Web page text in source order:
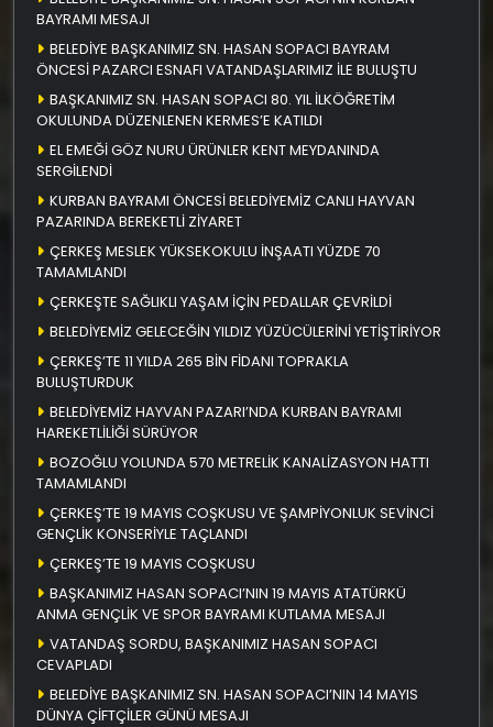
BAYRAMI MESAJI
BELEDİYE BAŞKANIMIZ SN. HASAN SOPACI BAYRAM
ÖNCESİ PAZARCI ESNAFI VATANDAŞLARIMIZ İLE BULUŞTU
BAŞKANIMIZ SN. HASAN SOPACI 80. YIL İLKÖĞRETİM
OKULUNDA DÜZENLENEN KERMES’E KATILDI
EL EMEĞİ GÖZ NURU ÜRÜNLER KENT MEYDANINDA
SERGİLENDİ
KURBAN BAYRAMI ÖNCESİ BELEDİYEMİZ CANLI HAYVAN
PAZARINDA BEREKETLİ ZİYARET
ÇERKEŞ MESLEK YÜKSEKOKULU İNŞAATI YÜZDE 70
TAMAMLANDI
ÇERKEŞTE SAĞLIKLI YAŞAM İÇİN PEDALLAR ÇEVRİLDİ
BELEDİYEMİZ GELECEĞİN YILDIZ YÜZÜCÜLERİNİ YETİŞTİRİYOR
ÇERKEŞ’TE 11 YILDA 265 BİN FİDANI TOPRAKLA
BULUŞTURDUK
BELEDİYEMİZ HAYVAN PAZARI’NDA KURBAN BAYRAMI
HAREKETLİLİĞİ SÜRÜYOR
BOZOĞLU YOLUNDA 570 METRELİK KANALİZASYON HATTI
TAMAMLANDI
ÇERKEŞ’TE 19 MAYIS COŞKUSU VE ŞAMPİYONLUK SEVİNCİ
GENÇLİK KONSERİYLE TAÇLANDI
ÇERKEŞ’TE 19 MAYIS COŞKUSU
BAŞKANIMIZ HASAN SOPACI’NIN 19 MAYIS ATATÜRKÜ
ANMA GENÇLİK VE SPOR BAYRAMI KUTLAMA MESAJI
VATANDAŞ SORDU, BAŞKANIMIZ HASAN SOPACI
CEVAPLADI
BELEDİYE BAŞKANIMIZ SN. HASAN SOPACI’NIN 14 MAYIS
DÜNYA ÇİFTÇİLER GÜNÜ MESAJI